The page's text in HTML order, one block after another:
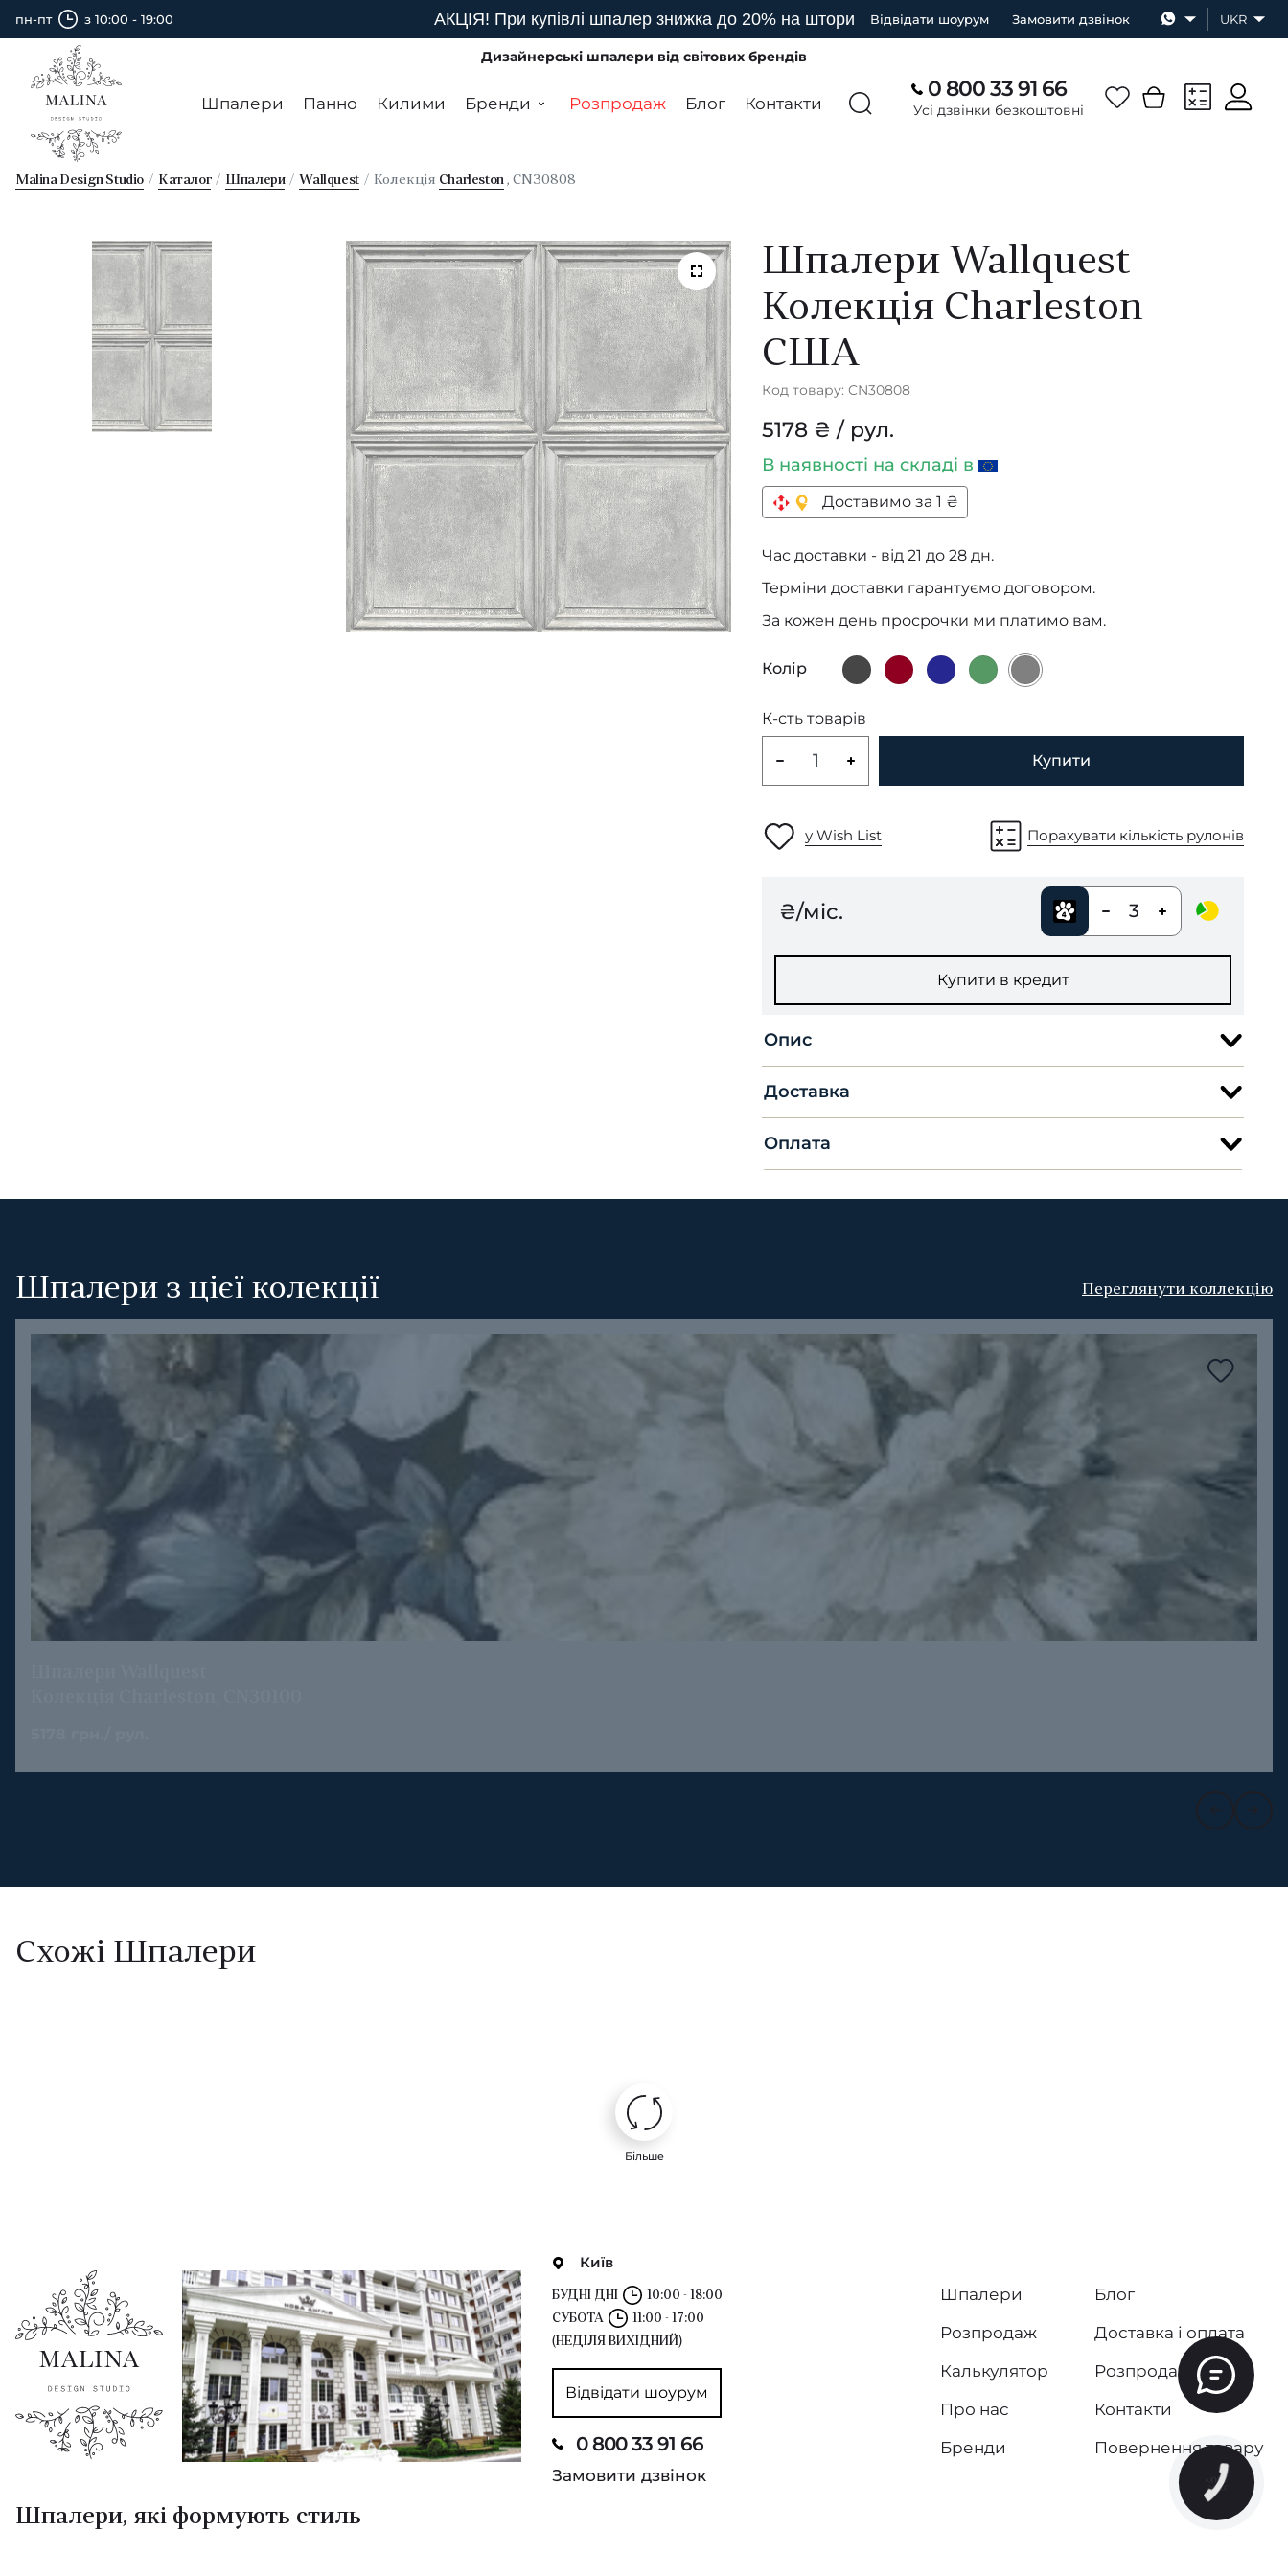
пн-пт з 10:00 - 19:00 АКЦІЯ! При купівлі шпалер знижка до 20% на штори Відвідати шоурум Замовити дзвінок UKR
Дизайнерські шпалери від світових брендів
Шпалери Панно Килими Бренди Розпродаж Блог Контакти
0 800 33 91 66
Усі дзвінки безкоштовні
Malina Design Studio Каталог Шпалери Wallquest Колекція Charleston, CN30808
Шпалери Wallquest
Колекція Charleston
США
Код товару: CN30808
5178 ₴ / рул.
В наявності на складі в
Доставимо за 1 ₴
Час доставки - від 21 до 28 дн.
Терміни доставки гарантуємо договором.
За кожен день просрочки ми платимо вам.
Колір
К-сть товарів
Купити
у Wish List Порахувати кількість рулонів
₴/міс. 3
Купити в кредит
Опис
Доставка
Оплата
Шпалери з цієї колекції Переглянути коллекцію
Схожі Шпалери
Більше
Київ
БУДНІ ДНІ
10:00 - 18:00
СУБОТА
11:00 - 17:00
(НЕДІЛЯ ВИХІДНИЙ)
Відвідати шоурум
0 800 33 91 66
Замовити дзвінок
Шпалери
Розпродаж
Калькулятор
Про нас
Бренди
Блог
Доставка і оплата
Розпродаж
Контакти
Повернення товару
Шпалери, які формують стиль